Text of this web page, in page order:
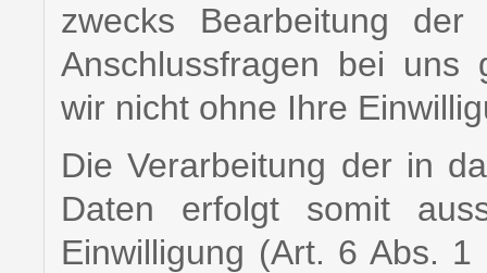
zwecks Bearbeitung
Anschlussfragen bei uns
wir nicht ohne Ihre
Die Verarbeitung der in
Daten erfolgt somit
Einwilligung (Art. 6 Abs.